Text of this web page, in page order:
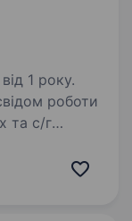
1 року.
роботи
та с/г
доріг